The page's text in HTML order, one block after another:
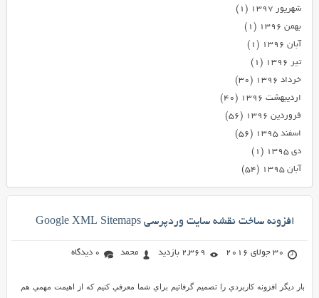
شهریور ۱۳۹۷
(۱)
بهمن ۱۳۹۶
(۱)
آبان ۱۳۹۶
(۱)
تیر ۱۳۹۶
(۱)
خرداد ۱۳۹۶
(۳۰)
اردیبهشت ۱۳۹۶
(۴۰)
فروردین ۱۳۹۶
(۵۶)
اسفند ۱۳۹۵
(۵۶)
دی ۱۳۹۵
(۱)
آبان ۱۳۹۵
(۵۴)
افزونه ساخت نقشه سایت وردپرسی Google XML Sitemaps
30 جولای 2016 2,369 بازدید محمد 0 دیدگاه
بار ديگر افزونه کاربردي را تصميم گرفاتيم براي شما معرفي کنيم که از اهيمت مهمي هم